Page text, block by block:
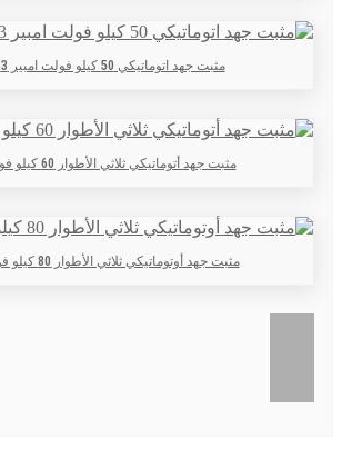
مثبت جهد اتوماتيكي 50 كيلو فولت امبير 3 مراحل
مثبت جهد أتوماتيكي ثلاثي الأطوار 60 كيلو فولت أمبير
مثبت جهد أوتوماتيكي ثلاثي الأطوار 80 كيلو فولت أمبير